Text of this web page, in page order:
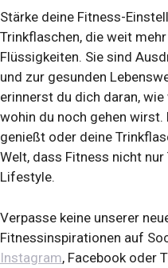
Stärke deine Fitness-
Trinkflaschen, die weit
Flüssigkeiten. Sie sind
und zur gesunden
erinnerst du dich daran,
wohin du noch gehen wirst.
genießt oder deine
Welt, dass Fitness nicht
Lifestyle.
Verpasse keine unserer
Fitnessinspirationen auf
Instagram, Facebook oder